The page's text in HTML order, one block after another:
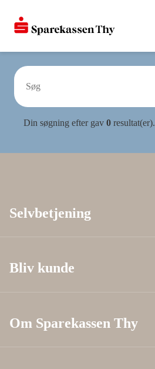
Din søgning efter gav 0 resultat(er).
Selvbetjening
Bliv kunde
Om Sparekassen Thy